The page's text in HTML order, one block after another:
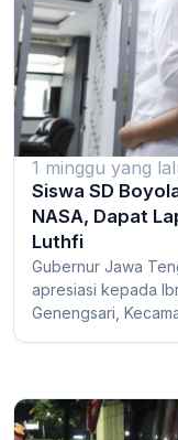
1 minggu yang
Siswa SD
NASA, Dapat
Luthfi
Gubernur Jawa
apresiasi kepada
Genengsari,